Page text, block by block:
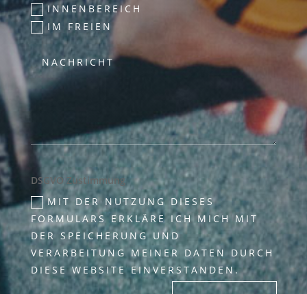
INNENBEREICH
IM FREIEN
DSGVO Zustimmung
MIT DER NUTZUNG DIESES
FORMULARS ERKLÄRE ICH MICH MIT
DER SPEICHERUNG UND
VERARBEITUNG MEINER DATEN DURCH
DIESE WEBSITE EINVERSTANDEN.